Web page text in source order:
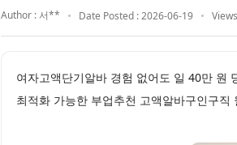
Author : 서** Date Posted : 2026-06-19
여자고액단기알바 경험 없어도 일 40만 원
최적화 가능한 부업추천 고액알바구인구직